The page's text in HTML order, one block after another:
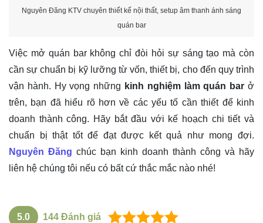
Nguyên Đăng KTV chuyên thiết kế nội thất, setup âm thanh ánh sáng
quán bar
Việc mở quán bar không chỉ đòi hỏi sự sáng tạo mà còn
cần sự chuẩn bị kỹ lưỡng từ vốn, thiết bị, cho đến quy trình
vận hành. Hy vọng những kinh nghiệm làm quán bar ở
trên, bạn đã hiểu rõ hơn về các yếu tố cần thiết để kinh
doanh thành công. Hãy bắt đầu với kế hoạch chi tiết và
chuẩn bị thật tốt để đạt được kết quả như mong đợi.
Nguyên Đăng chúc bạn kinh doanh thành công và hãy
liên hệ chúng tôi nếu có bất cứ thắc mắc nào nhé!
5.0 144 Đánh giá